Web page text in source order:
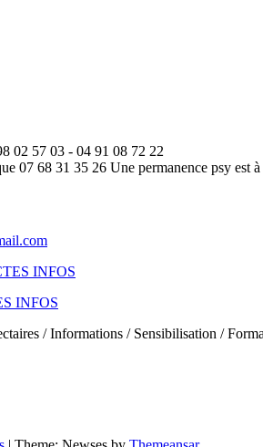
02 57 03 - 04 91 08 72 22
07 68 31 35 26 Une permanence psy est
INFOS
/ Informations / Sensibilisation /